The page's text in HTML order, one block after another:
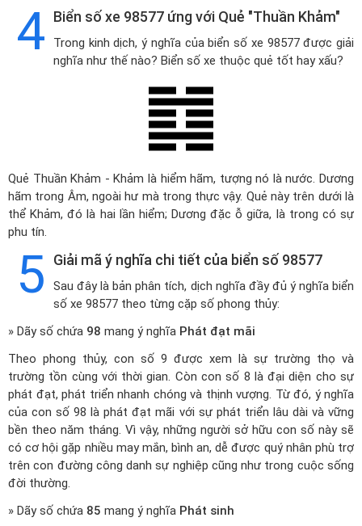
4 Biển số xe 98577 ứng với Quẻ "Thuần Khảm"
Trong kinh dịch, ý nghĩa của biển số xe 98577 được giải
nghĩa như thế nào? Biển số xe thuộc quẻ tốt hay xấu?
Quẻ Thuần Khảm - Khảm là hiểm hãm, tượng nó là nước. Dương
hãm trong Âm, ngoài hư mà trong thực vậy. Quẻ này trên dưới là
thể Khảm, đó là hai lần hiểm; Dương đặc ỗ giữa, là trong có sự
phu tín.
5 Giải mã ý nghĩa chi tiết của biển số 98577
Sau đây là bản phân tích, dịch nghĩa đầy đủ ý nghĩa biển
số xe 98577 theo từng cặp số phong thủy:
» Dãy số chứa 98 mang ý nghĩa Phát đạt mãi
Theo phong thủy, con số 9 được xem là sự trường thọ và
trường tồn cùng với thời gian. Còn con số 8 là đại diện cho sự
phát đạt, phát triển nhanh chóng và thịnh vượng. Từ đó, ý nghĩa
của con số 98 là phát đạt mãi với sự phát triển lâu dài và vững
bền theo năm tháng. Vì vậy, những người sở hữu con số này sẽ
có cơ hội gặp nhiều may mắn, bình an, dễ được quý nhân phù trợ
trên con đường công danh sự nghiệp cũng như trong cuộc sống
đời thường.
» Dãy số chứa 85 mang ý nghĩa Phát sinh